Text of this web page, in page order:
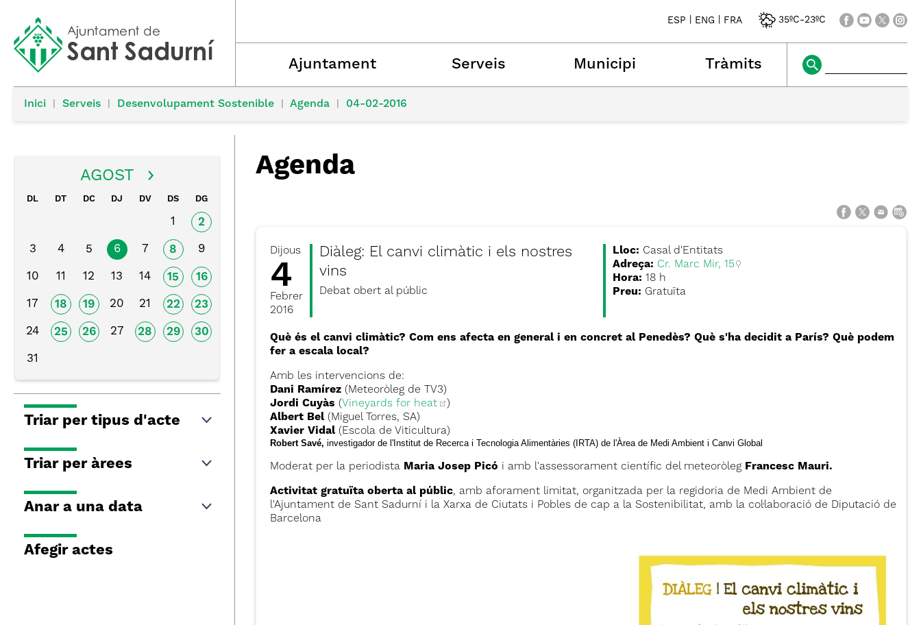
ESP ENG FRA 35ºC-23ºC
Ajuntament Serveis Municipi Tràmits
Inici Serveis Desenvolupament Sostenible Agenda 04-02-2016
AGOST
DL DT DC DJ DV DS DG
1 2
3 4 5 6 7 8 9
10 11 12 13 14 15 16
17 18 19 20 21 22 23
24 25 26 27 28 29 30
31
Triar per tipus d'acte
Triar per àrees
Anar a una data
Afegir actes
Agenda
Dijous
4
Febrer
2016
Diàleg: El canvi climàtic i els nostres
vins
Debat obert al públic
Lloc: Casal d'Entitats
Adreça: Cr. Marc Mir, 15
Hora: 18 h
Preu: Gratuïta
Què és el canvi climàtic? Com ens afecta en general i en concret al Penedès? Què s'ha decidit a París? Què podem
fer a escala local?
Amb les intervencions de:
Dani Ramírez (Meteoròleg de TV3)
Jordi Cuyàs (Vineyards for heat
)
Albert Bel(Miguel Torres, SA)
Xavier Vidal(Escola de Viticultura)
Robert Savé, investigador de l'Institut de Recerca i Tecnologia Alimentàries (IRTA) de l'Àrea de Medi Ambient i Canvi Global
Moderat per la periodista Maria Josep Picó i amb l'assessorament científic del meteoròleg Francesc Mauri.
Activitat gratuïta oberta al públic, amb aforament limitat, organitzada per la regidoria de Medi Ambient de
l'Ajuntament de Sant Sadurní i la Xarxa de Ciutats i Pobles de cap a la Sostenibilitat, amb la col·laboració de Diputació de
Barcelona